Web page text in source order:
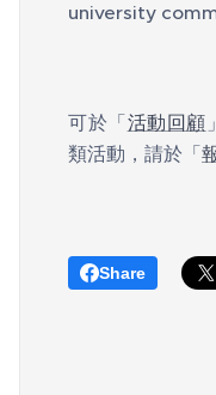
university
可於「活動回顧
類活動，請於「
Share